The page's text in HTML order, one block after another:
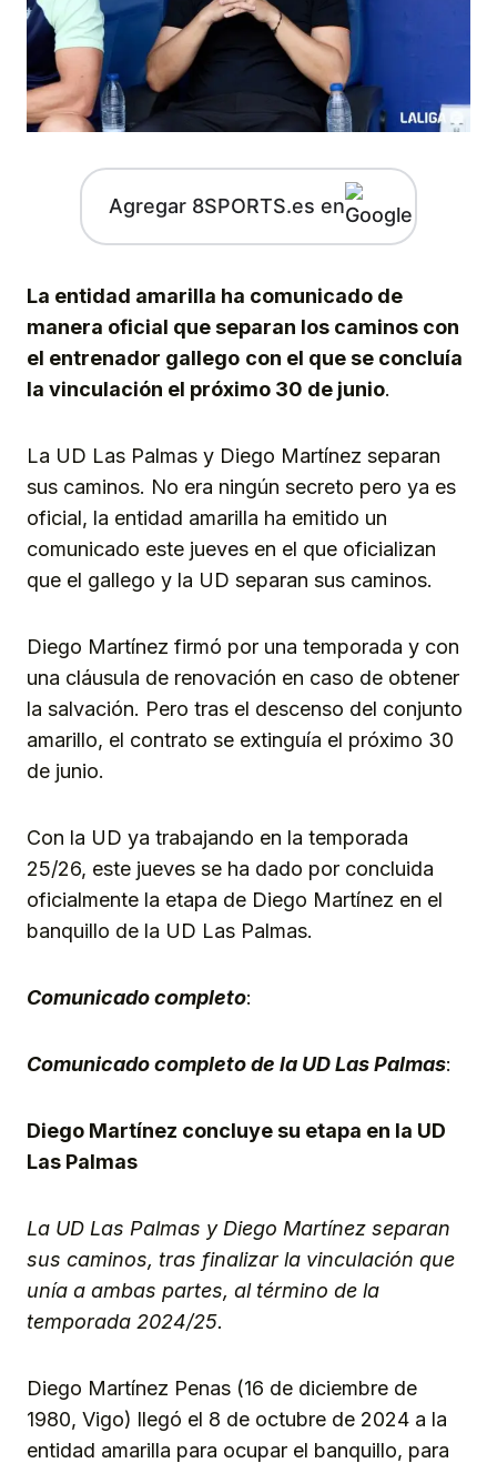
Agregar 8SPORTS.es en
La entidad amarilla ha comunicado de
manera oficial que separan los caminos con
el entrenador gallego con el que se concluía
la vinculación el próximo 30 de junio.
La UD Las Palmas y Diego Martínez separan
sus caminos. No era ningún secreto pero ya es
oficial, la entidad amarilla ha emitido un
comunicado este jueves en el que oficializan
que el gallego y la UD separan sus caminos.
Diego Martínez firmó por una temporada y con
una cláusula de renovación en caso de obtener
la salvación. Pero tras el descenso del conjunto
amarillo, el contrato se extinguía el próximo 30
de junio.
Con la UD ya trabajando en la temporada
25/26, este jueves se ha dado por concluida
oficialmente la etapa de Diego Martínez en el
banquillo de la UD Las Palmas.
Comunicado completo:
Comunicado completo de la UD Las Palmas:
Diego Martínez concluye su etapa en la UD
Las Palmas
La UD Las Palmas y Diego Martínez separan
sus caminos, tras finalizar la vinculación que
unía a ambas partes, al término de la
temporada 2024/25.
Diego Martínez Penas (16 de diciembre de
1980, Vigo) llegó el 8 de octubre de 2024 a la
entidad amarilla para ocupar el banquillo, para